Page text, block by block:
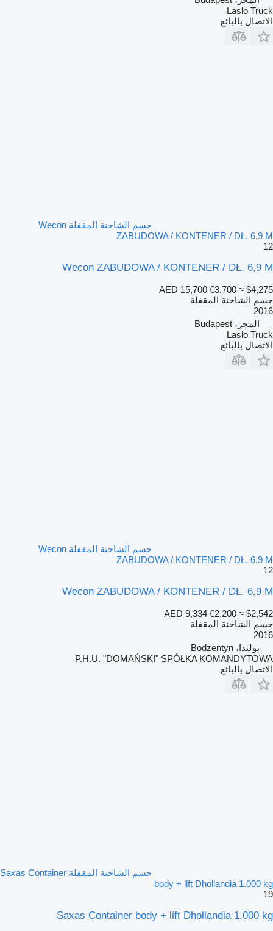
Laslo Truck
الاتصال بالبائع
جسم الشاحنة المقفلة Wecon
ZABUDOWA / KONTENER / DŁ. 6,9 M
12
Wecon ZABUDOWA / KONTENER / DŁ. 6,9 M
AED 15,700 €3,700 ≈ $4,275
جسم الشاحنة المقفلة
2016
المجر، Budapest
Laslo Truck
الاتصال بالبائع
جسم الشاحنة المقفلة Wecon
ZABUDOWA / KONTENER / DŁ. 6,9 M
12
Wecon ZABUDOWA / KONTENER / DŁ. 6,9 M
AED 9,334 €2,200 ≈ $2,542
جسم الشاحنة المقفلة
2016
بولندا، Bodzentyn
P.H.U. "DOMAŃSKI" SPÓŁKA KOMANDYTOWA
الاتصال بالبائع
جسم الشاحنة المقفلة Saxas Container
body + lift Dhollandia 1.000 kg
19
Saxas Container body + lift Dhollandia 1.000 kg